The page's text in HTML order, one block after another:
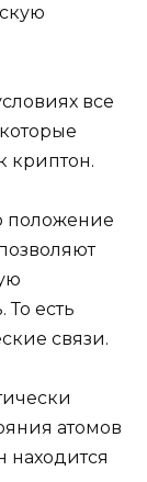
все
криптон.
положение
То есть
связи.
атомов
находится